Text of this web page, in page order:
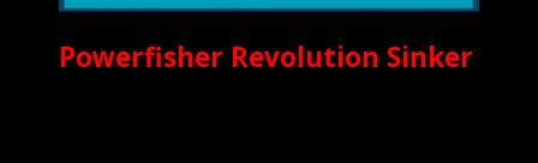
Powerfisher Revolution Sinker